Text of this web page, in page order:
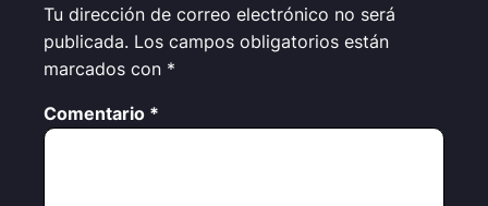
Tu dirección de correo electrónico no será
publicada. Los campos obligatorios están
marcados con *
Comentario *